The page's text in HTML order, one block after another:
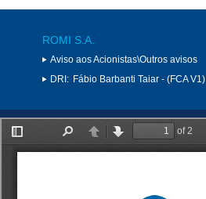
ROMI S.A.
Aviso aos Acionistas\Outros avisos
DRI: Fábio Barbanti Taiar - (FCA V1)